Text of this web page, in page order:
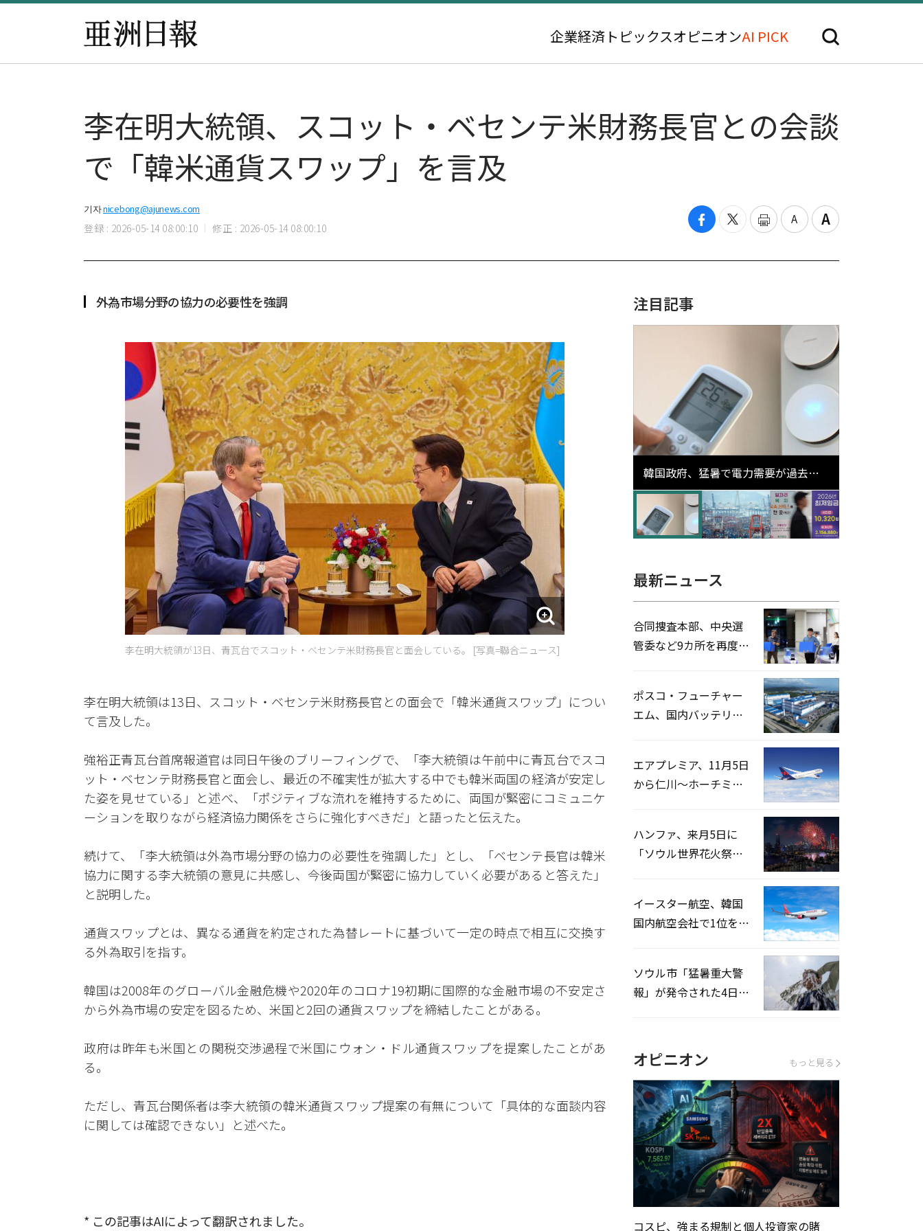
企業経済 トピックスオピニオンAI PICK
李在明大統領、スコット・ベセンテ米財務長官との会談
で「韓米通貨スワップ」を言及
기자nicebong@ajunews.com
登録 : 2026-05-14 08:00:10 修正 : 2026-05-14 08:00:10
外為市場分野の協力の必要性を強調
李在明大統領が13日、青瓦台でスコット・ベセンテ米財務長官と面会している。 [写真=聯合ニュース]
李在明大統領は13日、スコット・ベセンテ米財務長官との面会で「韓米通貨スワップ」につい
て言及した。
強裕正青瓦台首席報道官は同日午後のブリーフィングで、「李大統領は午前中に青瓦台でスコ
ット・ベセンテ財務長官と面会し、最近の不確実性が拡大する中でも韓米両国の経済が安定し
た姿を見せている」と述べ、「ポジティブな流れを維持するために、両国が緊密にコミュニケ
ーションを取りながら経済協力関係をさらに強化すべきだ」と語ったと伝えた。
続けて、「李大統領は外為市場分野の協力の必要性を強調した」とし、「ベセンテ長官は韓米
協力に関する李大統領の意見に共感し、今後両国が緊密に協力していく必要があると答えた」
と説明した。
通貨スワップとは、異なる通貨を約定された為替レートに基づいて一定の時点で相互に交換す
る外為取引を指す。
韓国は2008年のグローバル金融危機や2020年のコロナ19初期に国際的な金融市場の不安定さ
から外為市場の安定を図るため、米国と2回の通貨スワップを締結したことがある。
政府は昨年も米国との関税交渉過程で米国にウォン・ドル通貨スワップを提案したことがあ
る。
ただし、青瓦台関係者は李大統領の韓米通貨スワップ提案の有無について「具体的な面談内容
に関しては確認できない」と述べた。
* この記事はAIによって翻訳されました。
注目記事
韓国政府、猛暑で電力需要が過去最
高更新の可能性に需給対応体制を点
検
最新ニュース
合同捜査本部、中央選
管委など9カ所を再度家
ポスコ・フューチャー
エム、国内バッテリー
エアプレミア、11月5日
から仁川〜ホーチミン
ハンファ、来月5日に
「ソウル世界花火祭り
イースター航空、韓国
国内航空会社で1位を記
ソウル市「猛暑重大警
報」が発令された4日、
オピニオン もっと見る
コスピ、強まる規制と個人投資家の賭